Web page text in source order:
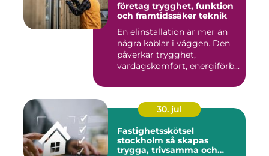
företag trygghet, funktion
och framtidssäker teknik
En elinstallation är mer än
några kablar i väggen. Den
påverkar trygghet,
vardagskomfort, energiförb...
30. jul
Fastighetsskötsel
stockholm så skapas
trygga, trivsamma och